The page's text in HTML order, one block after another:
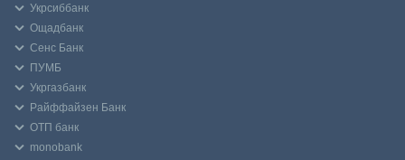
Укрсиббанк
Ощадбанк
Сенс Банк
ПУМБ
Укргазбанк
Райффайзен Банк
ОТП банк
monobank